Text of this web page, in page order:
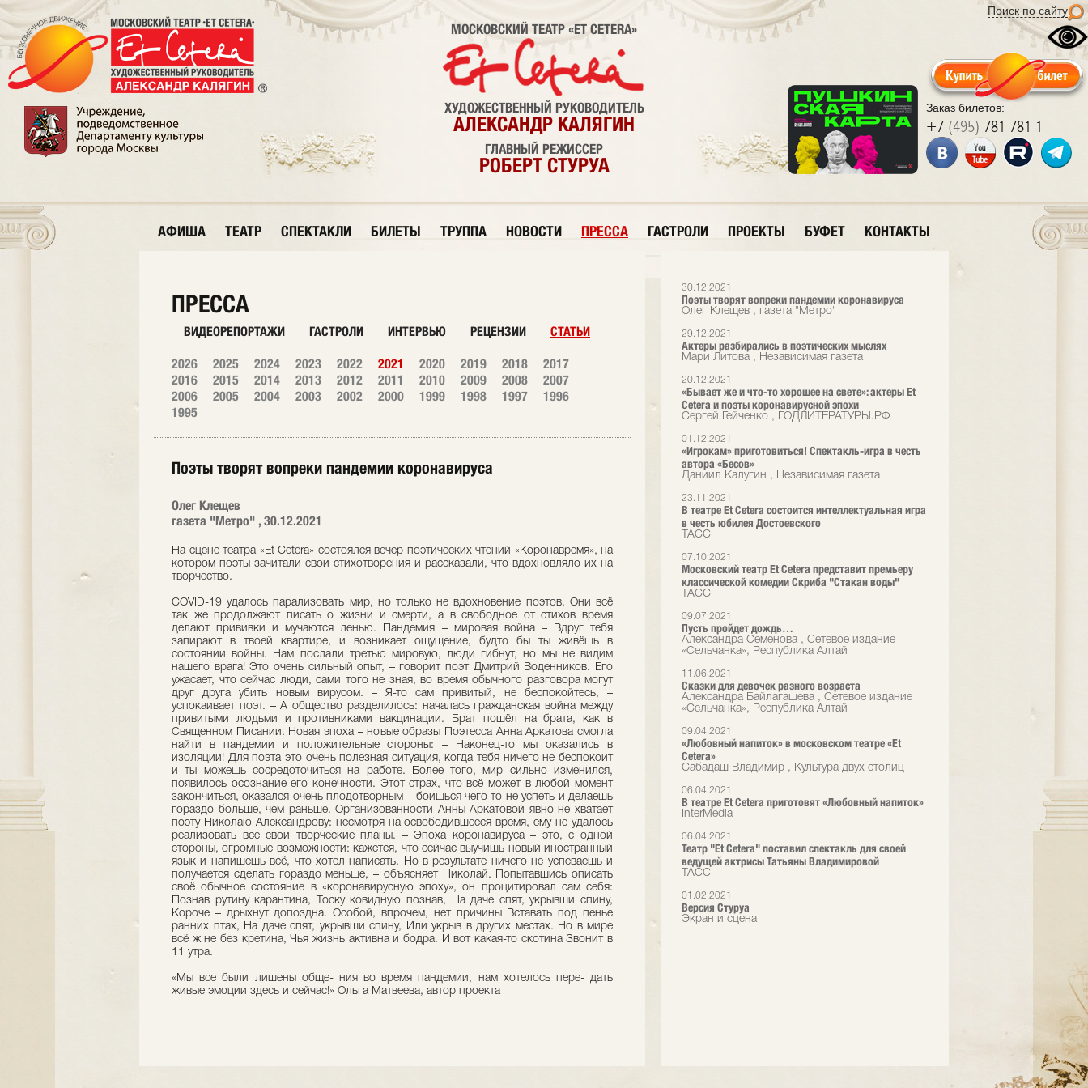
Поиск по сайту
Заказ билетов:
+7 (495) 781 781 1
МОСКОВСКИЙ ТЕАТР «ET CETERA»
ХУДОЖЕСТВЕННЫЙ РУКОВОДИТЕЛЬ
АЛЕКСАНДР КАЛЯГИН
ГЛАВНЫЙ РЕЖИССЕР
РОБЕРТ СТУРУА
АФИША ТЕАТР СПЕКТАКЛИ БИЛЕТЫ ТРУППА НОВОСТИ ПРЕССА ГАСТРОЛИ ПРОЕКТЫ БУФЕТ КОНТАКТЫ
30.12.2021
Поэты творят вопреки пандемии коронавируса
Олег Клещев , газета "Метро"
29.12.2021
Актеры разбирались в поэтических мыслях
Мари Литова , Независимая газета
20.12.2021
«Бывает же и что-то хорошее на свете»: актеры Et
Cetera и поэты коронавирусной эпохи
Сергей Гейченко , ГОДЛИТЕРАТУРЫ.РФ
01.12.2021
«Игрокам» приготовиться! Спектакль-игра в честь
автора «Бесов»
Даниил Калугин , Независимая газета
23.11.2021
В театре Et Cetera состоится интеллектуальная игра
в честь юбилея Достоевского
ТАСС
07.10.2021
Московский театр Et Cetera представит премьеру
классической комедии Скриба "Стакан воды"
ТАСС
09.07.2021
Пусть пройдет дождь…
Александра Семенова , Сетевое издание
«Сельчанка», Республика Алтай
11.06.2021
Сказки для девочек разного возраста
Александра Байлагашева , Сетевое издание
«Сельчанка», Республика Алтай
09.04.2021
«Любовный напиток» в московском театре «Et
Cetera»
Сабадаш Владимир , Культура двух столиц
06.04.2021
В театре Et Cetera приготовят «Любовный напиток»
InterMedia
06.04.2021
Театр "Et Cetera" поставил спектакль для своей
ведущей актрисы Татьяны Владимировой
ТАСС
01.02.2021
Версия Стуруа
Экран и сцена
ПРЕССА
ВИДЕОРЕПОРТАЖИ ГАСТРОЛИ ИНТЕРВЬЮ РЕЦЕНЗИИ СТАТЬИ
2026 2025 2024 2023 2022 2021 2020 2019 2018
2017
2016
2015 2014 2013 2012 2011 2010 2009 2008
2007
2006
2005 2004 2003 2002 2000 1999 1998 1997
1996
1995
Поэты творят вопреки пандемии коронавируса
Олег Клещев
газета "Метро" , 30.12.2021
На сцене театра «Et Cetera» состоялся вечер поэтических чтений «Коронавремя», на
котором поэты зачитали свои стихотворения и рассказали, что вдохновляло их на
творчество.
COVID-19 удалось парализовать мир, но только не вдохновение поэтов. Они всё
так же продолжают писать о жизни и смерти, а в свободное от стихов время
делают прививки и мучаются ленью. Пандемия – мировая война – Вдруг тебя
запирают в твоей квартире, и возникает ощущение, будто бы ты живёшь в
состоянии войны. Нам послали третью мировую, люди гибнут, но мы не видим
нашего врага! Это очень сильный опыт, – говорит поэт Дмитрий Воденников. Его
ужасает, что сейчас люди, сами того не зная, во время обычного разговора могут
друг друга убить новым вирусом. – Я-то сам привитый, не беспокойтесь, –
успокаивает поэт. – А общество разделилось: началась гражданская война между
привитыми людьми и противниками вакцинации. Брат пошёл на брата, как в
Священном Писании. Новая эпоха – новые образы Поэтесса Анна Аркатова смогла
найти в пандемии и положительные стороны: – Наконец-то мы оказались в
изоляции! Для поэта это очень полезная ситуация, когда тебя ничего не беспокоит
и ты можешь сосредоточиться на работе. Более того, мир сильно изменился,
появилось осознание его конечности. Этот страх, что всё может в любой момент
закончиться, оказался очень плодотворным – боишься чего-то не успеть и делаешь
гораздо больше, чем раньше. Организованности Анны Аркатовой явно не хватает
поэту Николаю Александрову: несмотря на освободившееся время, ему не удалось
реализовать все свои творческие планы. – Эпоха коронавируса – это, с одной
стороны, огромные возможности: кажется, что сейчас выучишь новый иностранный
язык и напишешь всё, что хотел написать. Но в результате ничего не успеваешь и
получается сделать гораздо меньше, – объясняет Николай. Попытавшись описать
своё обычное состояние в «коронавирусную эпоху», он процитировал сам себя:
Познав рутину карантина, Тоску ковидную познав, На даче спят, укрывши спину,
Короче – дрыхнут допоздна. Особой, впрочем, нет причины Вставать под пенье
ранних птах, На даче спят, укрывши спину, Или укрыв в других местах. Но в мире
всё ж не без кретина, Чья жизнь активна и бодра. И вот какая-то скотина Звонит в
11 утра.
«Мы все были лишены обще- ния во время пандемии, нам хотелось пере- дать
живые эмоции здесь и сейчас!» Ольга Матвеева, автор проекта